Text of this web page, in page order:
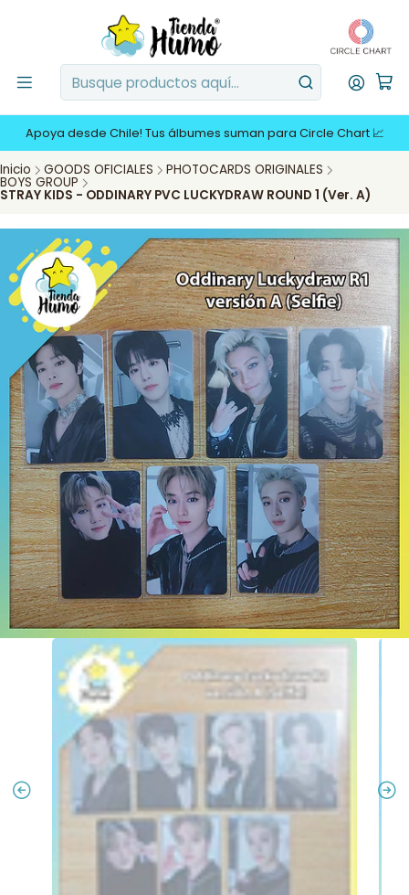
Apoya desde Chile! Tus álbumes suman para Circle Chart 📈
Inicio GOODS OFICIALES PHOTOCARDS ORIGINALES
BOYS GROUP
STRAY KIDS - ODDINARY PVC LUCKYDRAW ROUND 1 (Ver. A)